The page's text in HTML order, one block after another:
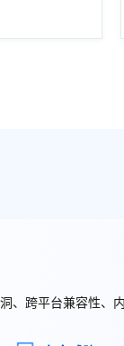
、跨平台兼容性、